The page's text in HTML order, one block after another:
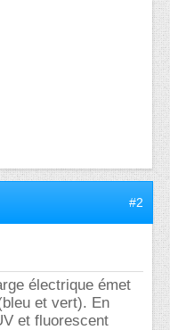
#2
électrique émet
et vert). En
et fluorescent